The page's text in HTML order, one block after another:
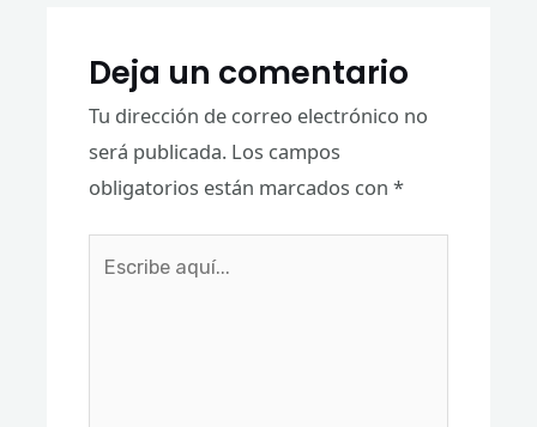
Deja un comentario
Tu dirección de correo electrónico no
será publicada. Los campos
obligatorios están marcados con *